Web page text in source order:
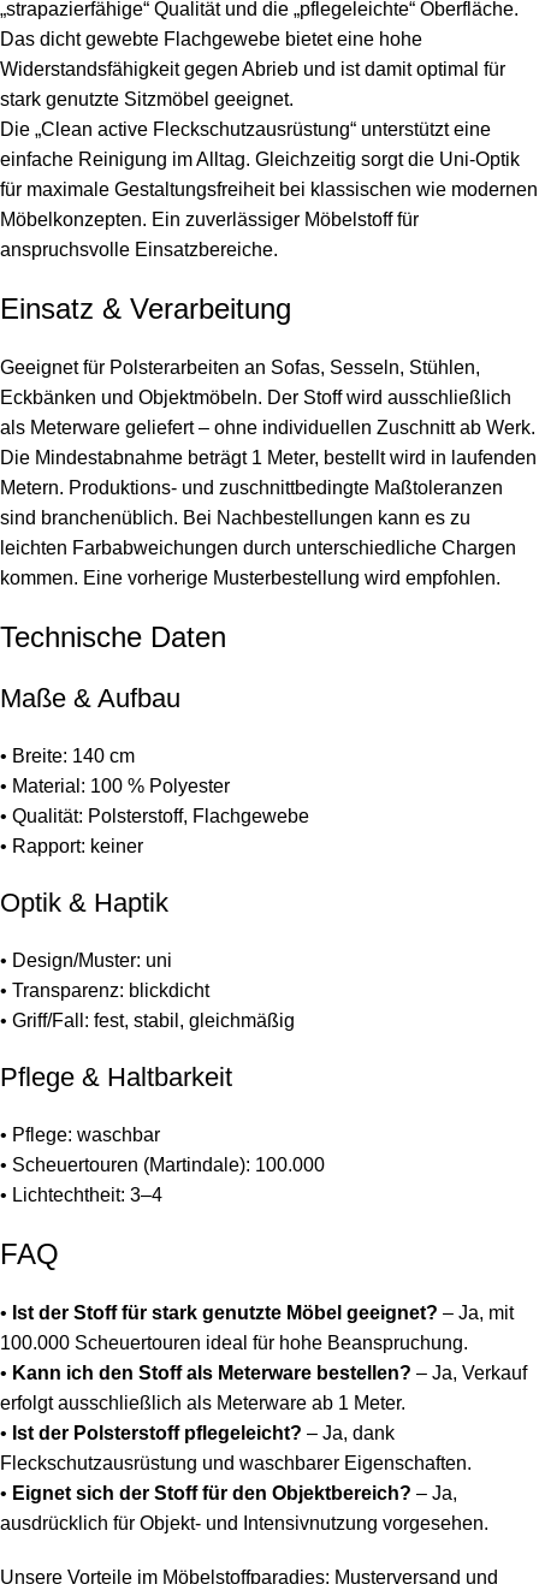
„strapazierfähige“ Qualität und die „pflegeleichte“ Oberfläche.
Das dicht gewebte Flachgewebe bietet eine hohe
Widerstandsfähigkeit gegen Abrieb und ist damit optimal für
stark genutzte Sitzmöbel geeignet.
Die „Clean active Fleckschutzausrüstung“ unterstützt eine
einfache Reinigung im Alltag. Gleichzeitig sorgt die Uni-Optik
für maximale Gestaltungsfreiheit bei klassischen wie modernen
Möbelkonzepten. Ein zuverlässiger Möbelstoff für
anspruchsvolle Einsatzbereiche.
Einsatz & Verarbeitung
Geeignet für Polsterarbeiten an Sofas, Sesseln, Stühlen,
Eckbänken und Objektmöbeln. Der Stoff wird ausschließlich
als Meterware geliefert – ohne individuellen Zuschnitt ab Werk.
Die Mindestabnahme beträgt 1 Meter, bestellt wird in laufenden
Metern. Produktions- und zuschnittbedingte Maßtoleranzen
sind branchenüblich. Bei Nachbestellungen kann es zu
leichten Farbabweichungen durch unterschiedliche Chargen
kommen. Eine vorherige Musterbestellung wird empfohlen.
Technische Daten
Maße & Aufbau
• Breite: 140 cm
• Material: 100 % Polyester
• Qualität: Polsterstoff, Flachgewebe
• Rapport: keiner
Optik & Haptik
• Design/Muster: uni
• Transparenz: blickdicht
• Griff/Fall: fest, stabil, gleichmäßig
Pflege & Haltbarkeit
• Pflege: waschbar
• Scheuertouren (Martindale): 100.000
• Lichtechtheit: 3–4
FAQ
• Ist der Stoff für stark genutzte Möbel geeignet? – Ja, mit
100.000 Scheuertouren ideal für hohe Beanspruchung.
• Kann ich den Stoff als Meterware bestellen? – Ja, Verkauf
erfolgt ausschließlich als Meterware ab 1 Meter.
• Ist der Polsterstoff pflegeleicht? – Ja, dank
Fleckschutzausrüstung und waschbarer Eigenschaften.
• Eignet sich der Stoff für den Objektbereich? – Ja,
ausdrücklich für Objekt- und Intensivnutzung vorgesehen.
Unsere Vorteile im Möbelstoffparadies: Musterversand und